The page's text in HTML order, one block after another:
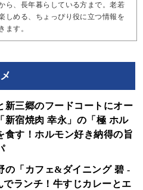
ら、長年暮らしている方まで。老若
しめる、ちょっぴり役に立つ情報を
ます。
新三郷のフードコートにオー
新宿焼肉 幸永」の「極 ホル
食す！ホルモン好き納得の旨
の「カフェ&ダイニング 碧 -
でランチ！牛すじカレーとエ